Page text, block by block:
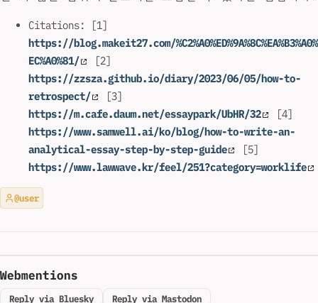
Citations: [1]
https://blog.makeit27.com/%C2%A0%ED%9A%8C%EA%B3%A0%
EC%A0%81/
[2]
https://zzsza.github.io/diary/2023/06/05/how-to-
retrospect/
[3]
https://m.cafe.daum.net/essaypark/UbHR/32
[4]
https://www.samwell.ai/ko/blog/how-to-write-an-
analytical-essay-step-by-step-guide
[5]
https://www.lawwave.kr/feel/251?category=worklife
@user
Webmentions
Reply via Bluesky Reply via Mastodon